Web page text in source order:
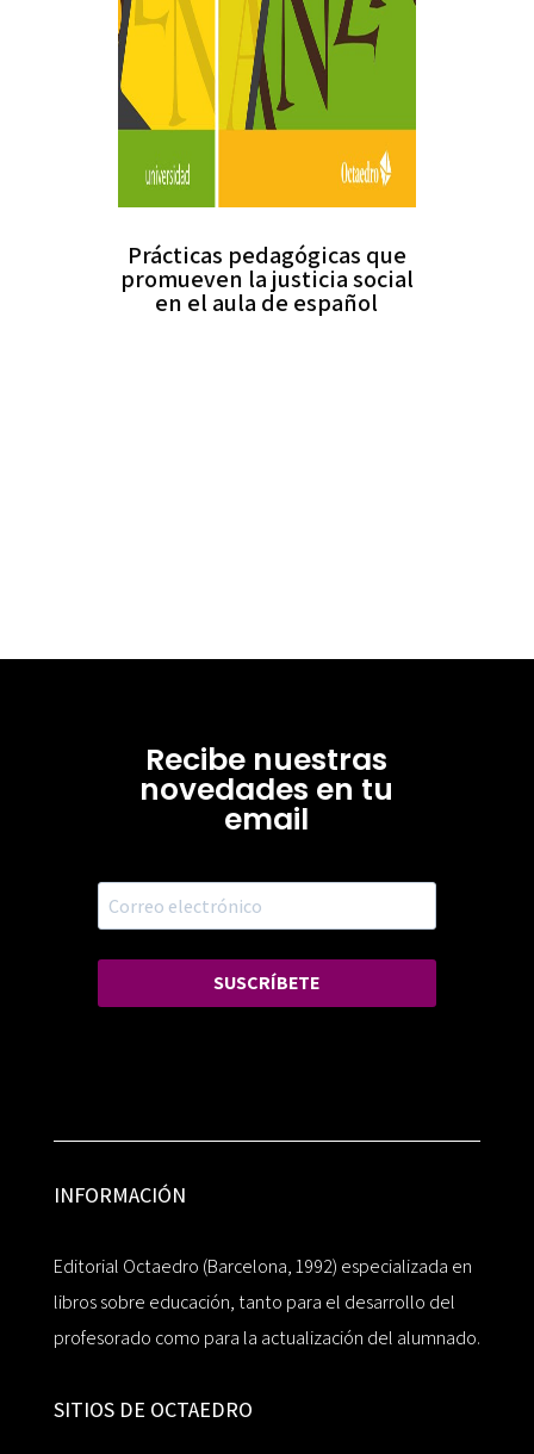
Prácticas pedagógicas que
promueven la justicia social
en el aula de español
Recibe nuestras
novedades en tu
email
SUSCRÍBETE
INFORMACIÓN
Editorial Octaedro (Barcelona, 1992) especializada en
libros sobre educación, tanto para el desarrollo del
profesorado como para la actualización del alumnado.
SITIOS DE OCTAEDRO